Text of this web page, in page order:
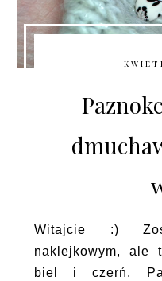
Witajcie :)
naklejkowym, ale
biel i czerń.